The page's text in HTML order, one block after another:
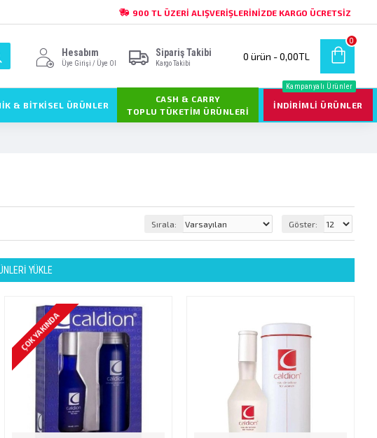
900 TL ÜZERI ALIŞVERIŞLERINIZDE KARGO ÜCRETSIZ
Hesabım
Üye Girişi / Üye Ol
Sipariş Takibi
Kargo Takibi
0 ürün - 0,00TL
0
& BİTKİSEL ÜRÜNLER
CASH & CARRY
TOPLU TÜKETIM ÜRÜNLERI
İNDIRIMLI ÜRÜNLER
Kampanyalı Ürünler
Sırala: Göster:
YÜKLE
ÇOK YAKINDA